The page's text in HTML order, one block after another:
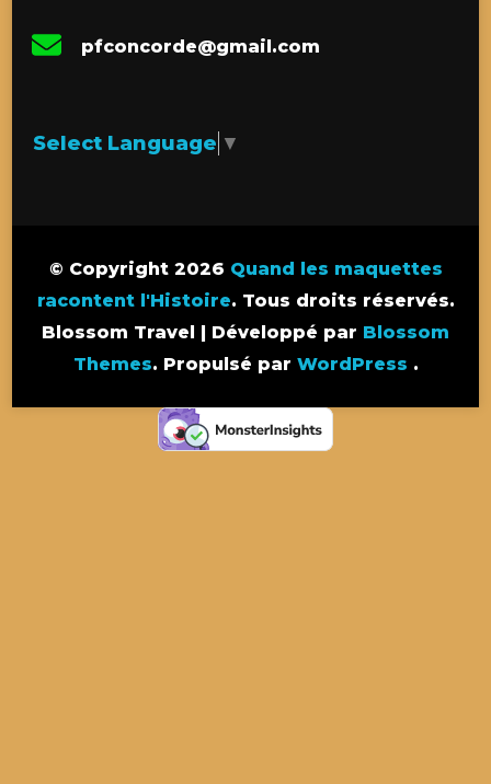
pfconcorde@gmail.com
Select Language ▼
© Copyright 2026 Quand les maquettes
racontent l'Histoire. Tous droits réservés.
Blossom Travel | Développé par Blossom
Themes. Propulsé par WordPress .